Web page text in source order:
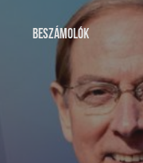
BESZÁMOLÓK